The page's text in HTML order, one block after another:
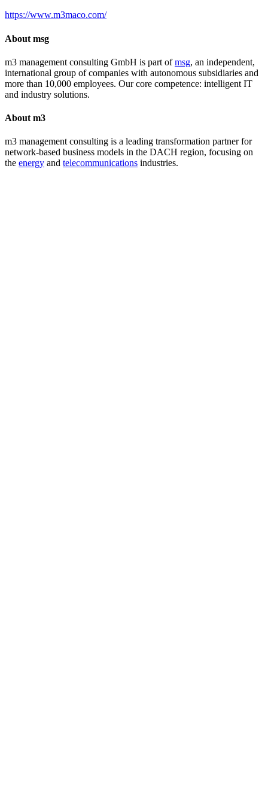
https://www.m3maco.com/
About msg
m3 management consulting GmbH is part ofmsg, an independent,
international group of companies with autonomous subsidiaries and
more than 10,000 employees. Our core competence: intelligent IT
and industry solutions.
About m3
m3 management consulting is a leading transformation partner for
network-based business models in the DACH region, focusing on
the energy and telecommunications industries.